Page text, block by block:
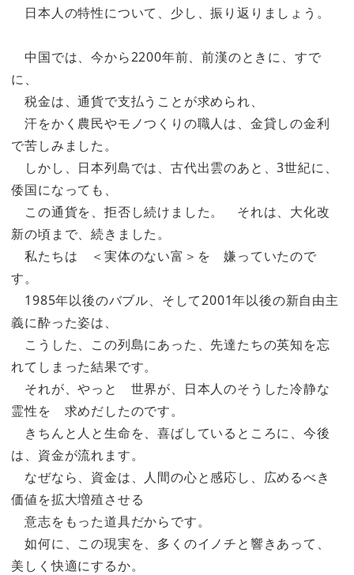
日本人の特性について、少し、振り返りましょう。
中国では、今から2200年前、前漢のときに、すで
に、
税金は、通貨で支払うことが求められ、
汗をかく農民やモノつくりの職人は、金貸しの金利
で苦しみました。
しかし、日本列島では、古代出雲のあと、3世紀に、
倭国になっても、
この通貨を、拒否し続けました。 それは、大化改
新の頃まで、続きました。
私たちは ＜実体のない富＞を 嫌っていたので
す。
1985年以後のバブル、そして2001年以後の新自由主
義に酔った姿は、
こうした、この列島にあった、先達たちの英知を忘
れてしまった結果です。
それが、やっと 世界が、日本人のそうした冷静な
霊性を 求めだしたのです。
きちんと人と生命を、喜ばしているところに、今後
は、資金が流れます。
なぜなら、資金は、人間の心と感応し、広めるべき
価値を拡大増殖させる
意志をもった道具だからです。
如何に、この現実を、多くのイノチと響きあって、
美しく快適にするか。